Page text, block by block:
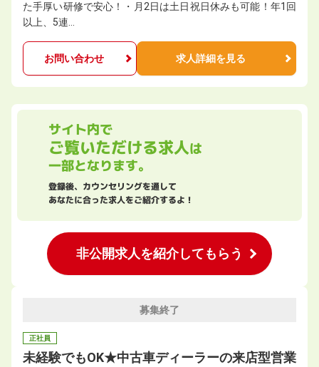
た手厚い研修で安心！・⽉2⽇は⼟⽇祝日休みも可能！年1回
以上、5連…
お問い合わせ 求人詳細を見る
サイト内で
ご覧いただける求人は
一部となります。
登録後、カウンセリングを通して
あなたに合った求人をご紹介するよ！
非公開求人を紹介してもらう
募集終了
正社員
未経験でもOK★中古車ディーラーの来店型営業